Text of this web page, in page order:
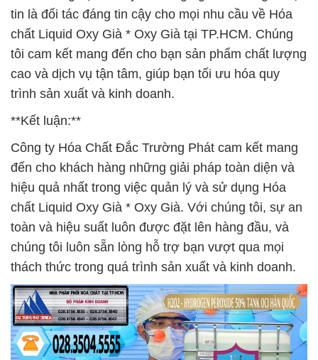
tin là đối tác đáng tin cậy cho mọi nhu cầu về Hóa
chất Liquid Oxy Già * Oxy Già tại TP.HCM. Chúng
tôi cam kết mang đến cho bạn sản phẩm chất lượng
cao và dịch vụ tận tâm, giúp bạn tối ưu hóa quy
trình sản xuất và kinh doanh.
**Kết luận:**
Công ty Hóa Chất Đắc Trường Phát cam kết mang
đến cho khách hàng những giải pháp toàn diện và
hiệu quả nhất trong việc quản lý và sử dụng Hóa
chất Liquid Oxy Già * Oxy Già. Với chúng tôi, sự an
toàn và hiệu suất luôn được đặt lên hàng đầu, và
chúng tôi luôn sẵn lòng hỗ trợ bạn vượt qua mọi
thách thức trong quá trình sản xuất và kinh doanh.